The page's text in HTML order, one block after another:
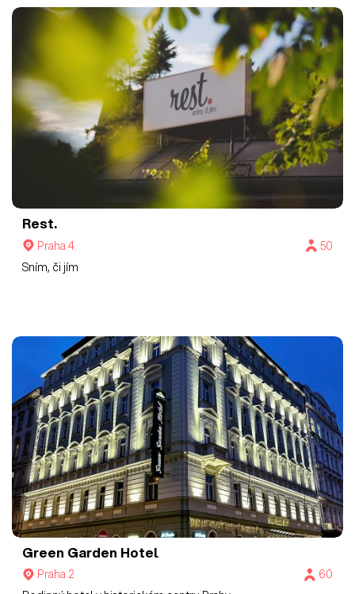
Rest.
Praha 4
50
Sním, či jím
Green Garden Hotel
Praha 2
60